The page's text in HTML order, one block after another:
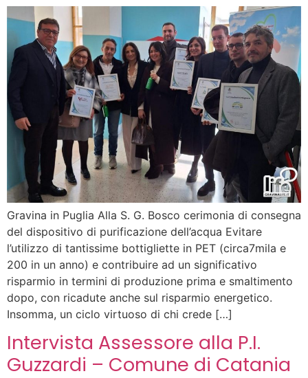
Gravina in Puglia Alla S. G. Bosco cerimonia di consegna
del dispositivo di purificazione dell’acqua Evitare
l’utilizzo di tantissime bottigliette in PET (circa7mila e
200 in un anno) e contribuire ad un significativo
risparmio in termini di produzione prima e smaltimento
dopo, con ricadute anche sul risparmio energetico.
Insomma, un ciclo virtuoso di chi crede […]
Intervista Assessore alla P.I.
Guzzardi – Comune di Catania